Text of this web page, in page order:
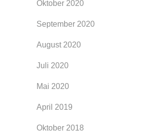
Oktober 2020
September 2020
August 2020
Juli 2020
Mai 2020
April 2019
Oktober 2018